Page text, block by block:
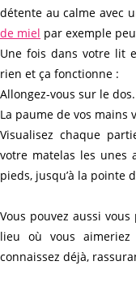
détente au calme avec
de miel par exemple
Une fois dans votre lit
rien et ça fonctionne :
Allongez-vous sur le dos.
La paume de vos mains
Visualisez chaque
votre matelas les unes
pieds, jusqu’à la pointe
Vous pouvez aussi
lieu où vous
connaissez déjà,